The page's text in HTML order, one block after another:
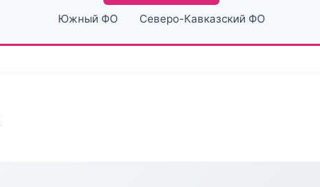
Южный ФО Северо-Кавказский ФО